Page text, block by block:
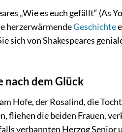
„Wie es euch gefällt“ (As
herzerwärmendeGeschichte
sich von Shakespeares
nach dem Glück
Hofe, der Rosalind, die
fliehen die beiden Frauen,
verbannten Herzog Senior